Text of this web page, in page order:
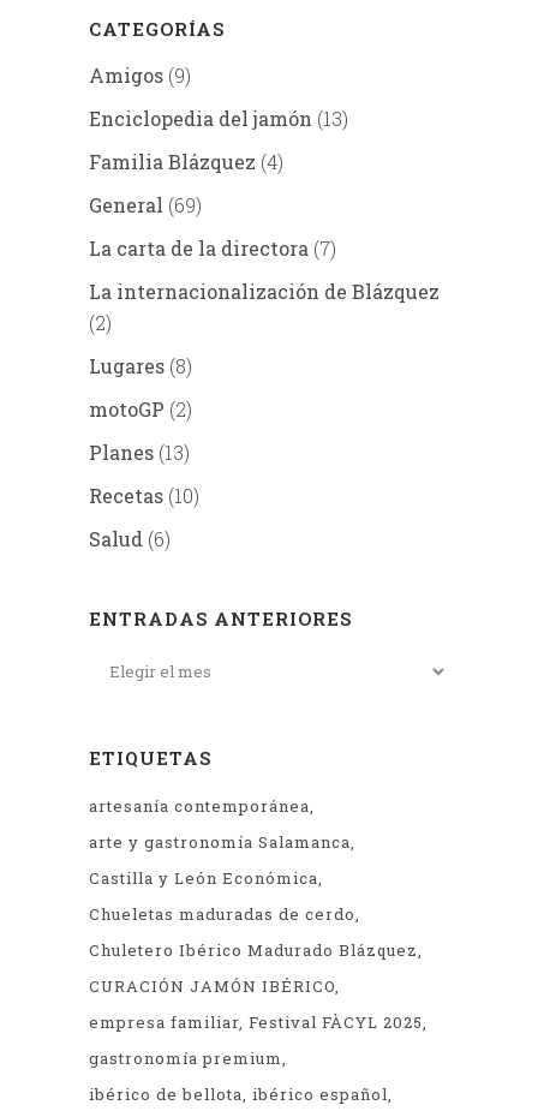
CATEGORÍAS
Amigos (9)
Enciclopedia del jamón (13)
Familia Blázquez (4)
General (69)
La carta de la directora (7)
La internacionalización de Blázquez
(2)
Lugares (8)
motoGP (2)
Planes (13)
Recetas (10)
Salud (6)
ENTRADAS ANTERIORES
ETIQUETAS
artesanía contemporánea
arte y gastronomía Salamanca
Castilla y León Económica
Chueletas maduradas de cerdo
Chuletero Ibérico Madurado Blázquez
CURACIÓN JAMÓN IBÉRICO
empresa familiar Festival FÀCYL 2025
gastronomía premium
ibérico de bellota ibérico español